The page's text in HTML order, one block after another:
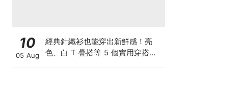
10
05 Aug
經典針織衫也能穿出新鮮感！亮
色、白 T 疊搭等 5 個實用穿搭技